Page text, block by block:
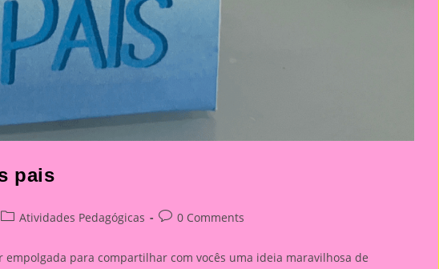
pais
PostAtividades Pedagógicas
Post0 Comments
para compartilhar com vocês uma ideia maravilhosa de